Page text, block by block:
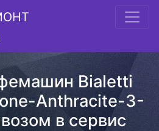
Bialetti
Anthracite-3-
в сервис